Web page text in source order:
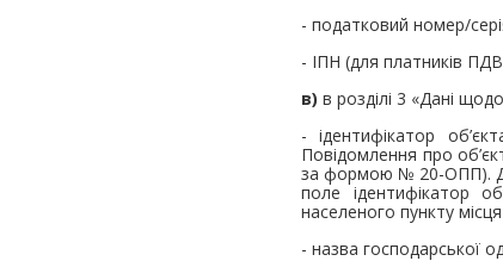
- податковий номер/
- ІПН (для платників
в) в розділі 3 «Дані
- ідентифікатор
Повідомлення про
за формою № 20-ОПП). Для
поле ідентифікатор
населеного пункту місця
- назва господарської